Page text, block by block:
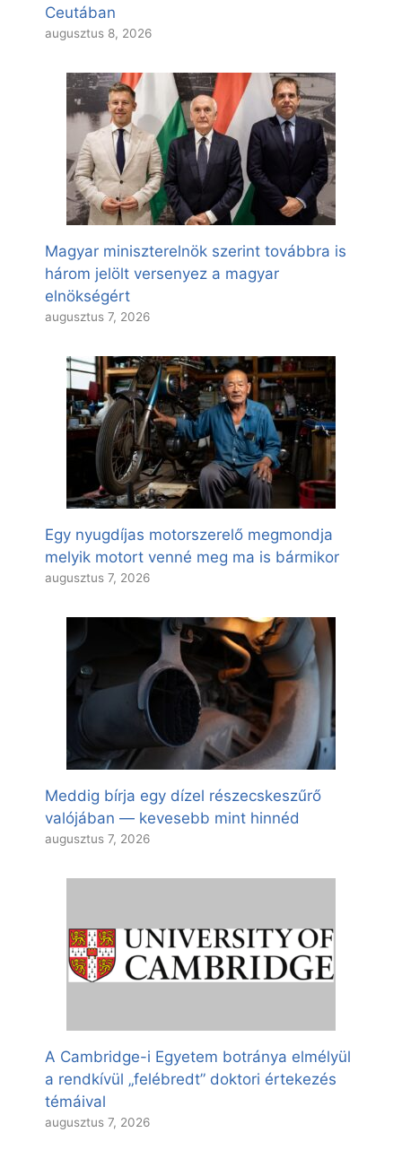
Ceutában
augusztus 8, 2026
Magyar miniszterelnök szerint továbbra is
három jelölt versenyez a magyar
elnökségért
augusztus 7, 2026
Egy nyugdíjas motorszerelő megmondja
melyik motort venné meg ma is bármikor
augusztus 7, 2026
Meddig bírja egy dízel részecskeszűrő
valójában — kevesebb mint hinnéd
augusztus 7, 2026
A Cambridge-i Egyetem botránya elmélyül
a rendkívül „felébredt” doktori értekezés
témáival
augusztus 7, 2026